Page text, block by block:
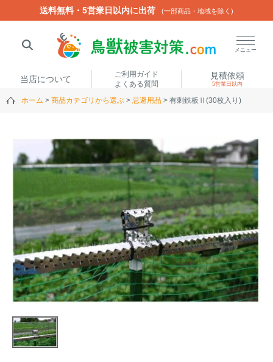
送料無料・5営業日以内に出荷 (一部商品・地域を除く)
メニュー
当店について
ご利用ガイド
よくある質問
見積依頼
5営業日以内
ホーム 商品カテゴリから選ぶ 忌避用品 有刺鉄板Ⅱ(30枚入り)
送料無料・5営業日以内に出荷 (一部商品・地域を除く)
閉じる
ハイトシェルター侵入禁刺イノシッシ
いのししくん TREL4G-R
アニマルネット2300
アニマルセンサー
商品カテゴリから選ぶ
電気柵
トレイルカメラ（セン
サーカメラ）
屋外防犯・監視カメ
ラ（SDカード録画）
箱わな（アライグマ・ハ
クビシン・ネズミ等）
防獣・防鳥ネット